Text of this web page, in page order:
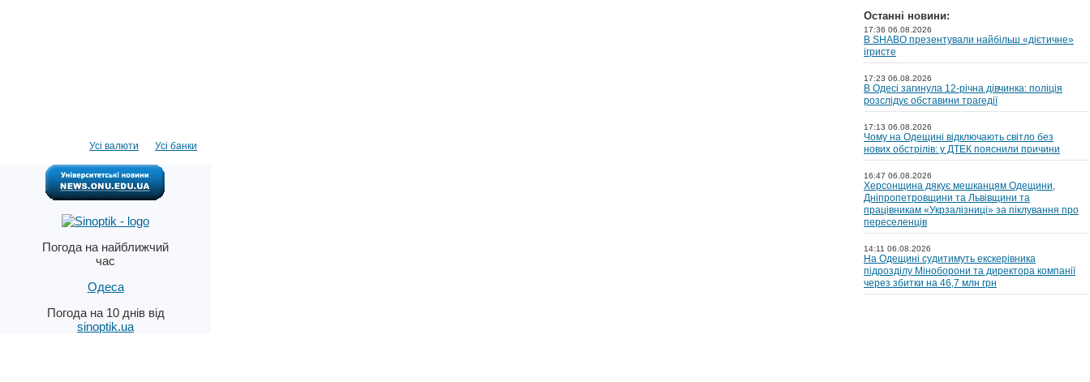
Усі банки
Усі валюти
Погода на найближчий
час
Одеса
Погода на 10 днів від
sinoptik.ua
Останні новини:
17:36 06.08.2026
В SHABO презентували найбільш «дієтичне»
ігристе
17:23 06.08.2026
В Одесі загинула 12-річна дівчинка: поліція
розслідує обставини трагедії
17:13 06.08.2026
Чому на Одещині відключають світло без
нових обстрілів: у ДТЕК пояснили причини
16:47 06.08.2026
Херсонщина дякує мешканцям Одещини,
Дніпропетровщини та Львівщини та
працівникам «Укрзалізниці» за піклування про
переселенців
14:11 06.08.2026
На Одещині судитимуть екскерівника
підрозділу Міноборони та директора компанії
через збитки на 46,7 млн грн